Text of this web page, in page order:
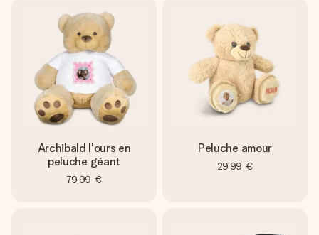
Archibald l'ours en
peluche géant
79,99 €
Peluche amour
29,99 €